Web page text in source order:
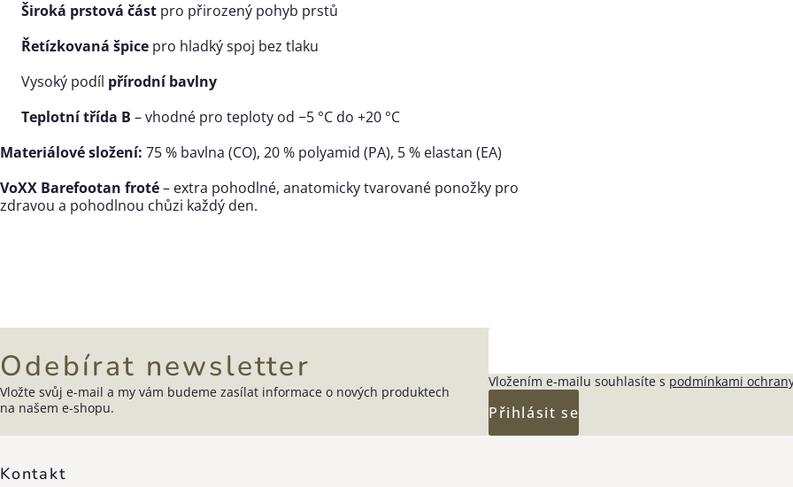
Široká prstová část pro přirozený pohyb prstů
Řetízkovaná špice pro hladký spoj bez tlaku
Vysoký podíl přírodní bavlny
Teplotní třída B – vhodné pro teploty od −5 °C do +20 °C
Materiálové složení: 75% bavlna (CO), 20% polyamid (PA), 5% elastan (EA)
VoXX Barefootan froté– extra pohodlné, anatomicky tvarované ponožky pro
zdravou a pohodlnou chůzi každý den.
Zápatí
Kontakt
Odebírat newsletter
Vložte svůj e-mail a my vám budeme zasílat informace o nových produktech
na našem e-shopu.
Vložením e-mailu souhlasíte s podmínkami
Přihlásit se